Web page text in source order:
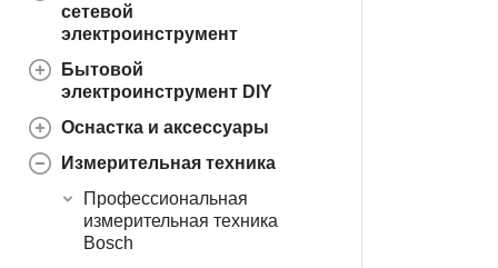
сетевой
электроинструмент
Бытовой
электроинструмент DIY
Оснастка и аксессуары
Измерительная техника
Профессиональная
измерительная техника
Bosch